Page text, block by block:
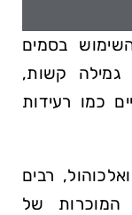
בסמים
גמילה קשות,
כמו רעידות
ואלכוהול, רבים
המוכרות של